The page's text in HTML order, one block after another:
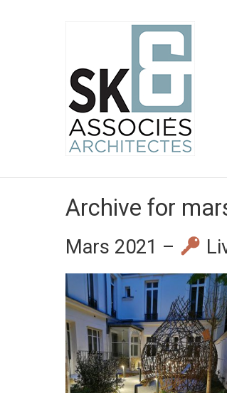
Archive for
Mars 2021 –